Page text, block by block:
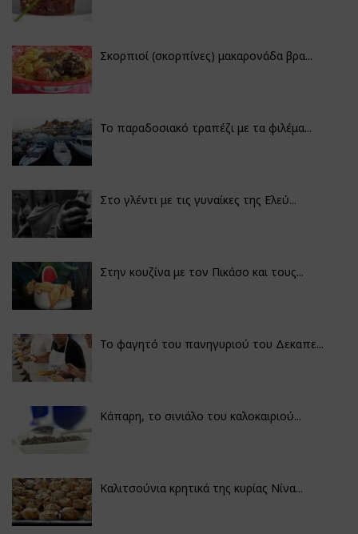
Σκορπιοί (σκορπίνες) μακαρονάδα βρα...
Το παραδοσιακό τραπέζι με τα φιλέμα...
Στο γλέντι με τις γυναίκες της Ελεύ...
Στην κουζίνα με τον Πικάσο και τους...
Το φαγητό του πανηγυριού του Δεκαπε...
Κάπαρη, το σινιάλο του καλοκαιριού...
Καλιτσούνια κρητικά της κυρίας Νίνα...